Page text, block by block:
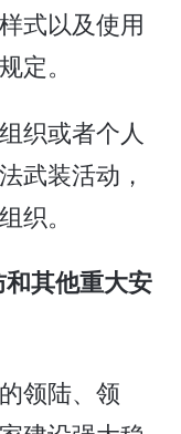
式以及使用
定。
织或者个人
武装活动，
织。
其他重大安
领陆、领